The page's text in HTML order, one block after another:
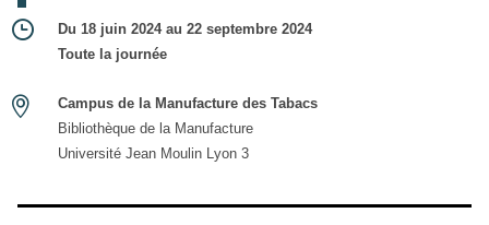
Du 18 juin 2024 au 22 septembre 2024
Toute la journée
Campus de la Manufacture des Tabacs
Bibliothèque de la Manufacture
Université Jean Moulin Lyon 3